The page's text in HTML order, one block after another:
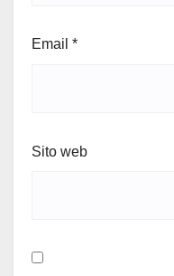
Email *
Sito web